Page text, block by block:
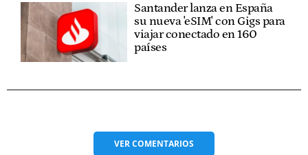
Santander lanza en España
su nueva 'eSIM' con Gigs para
viajar conectado en 160
países
VERCOMENTARIOS